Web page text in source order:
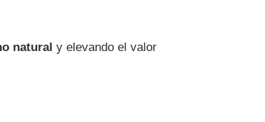
natural y elevando el valor